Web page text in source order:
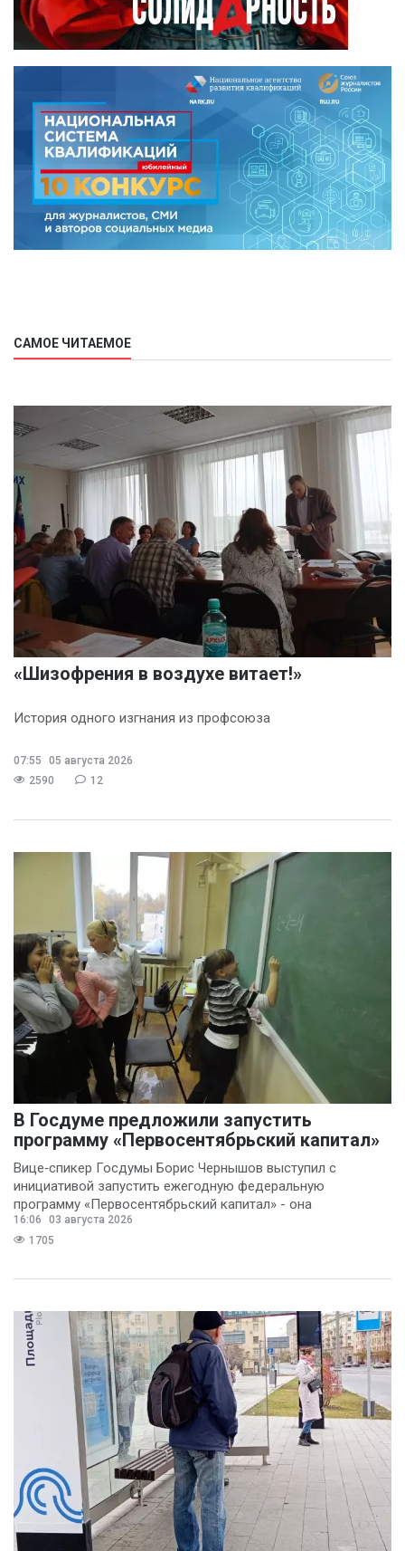
САМОЕ ЧИТАЕМОЕ
«Шизофрения в воздухе витает!»
История одного изгнания из профсоюза
07:55
05 августа 2026
2590
12
В Госдуме предложили запустить
программу «Первосентябрьский капитал»
Вице‑спикер Госдумы Борис Чернышов выступил с
инициативой запустить ежегодную федеральную
программу «Первосентябрьский капитал» - она
предполагает
16:06
03 августа 2026
1705